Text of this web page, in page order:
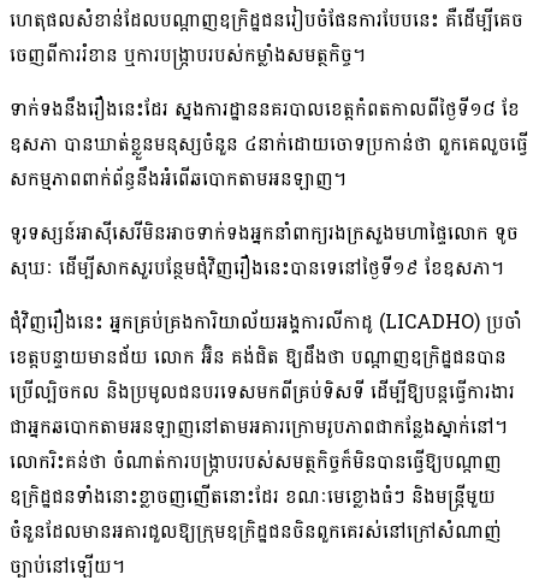
ហេតុផល​សំខាន់​ដែល​បណ្ដាញ​ឧក្រិដ្ឋជន​រៀបចំ​ផែនការ​បែបនេះ គឺ​ដើម្បី​គេច​
ចេញពី​ការ​រំខាន ឬ​ការ​បង្ក្រាប​របស់​កម្លាំង​សមត្ថកិច្ច។
ទាក់ទង​នឹង​រឿង​នេះ​ដែរ ស្នងការដ្ឋាន​នគរបាល​ខេត្តកំពត​កាលពី​ថ្ងៃទី​១៨ ខែ​
ឧសភា បាន​ឃាត់ខ្លួន​មនុស្ស​ចំនួន ៤​នាក់​ដោយ​ចោទ​ប្រកាន់​ថា ពួកគេ​លួច​ធ្វើ​
សកម្មភាព​ពាក់ព័ន្ធ​នឹង​អំពើ​ឆបោក​តាម​អនឡាញ។
ទូរទស្សន៍​អាស៊ីសេរី​មិន​អាច​ទាក់ទង​អ្នកនាំពាក្យ​រង​ក្រសួងមហាផ្ទៃ​លោក ទូច
សុឃៈ ដើម្បី​សាកសួរ​បន្ថែម​ជុំវិញ​រឿង​នេះ​បានទេ​នៅ​ថ្ងៃទី​១៩ ខែ​ឧសភា។
ជុំវិញ​រឿង​នេះ អ្នកគ្រប់គ្រង​ការិយាល័យ​អង្គការ​លីកាដូ (LICADHO) ប្រចាំ​
ខេត្ត​បន្ទាយមានជ័យ លោក អ៊ិន គង់ជិត ឱ្យដឹង​ថា បណ្ដាញ​ឧក្រិដ្ឋជន​បាន​
ប្រើ​ល្បិចកល និង​ប្រមូល​ជនបរទេស​មកពី​គ្រប់ទិសទី ដើម្បី​ឱ្យ​បន្ត​ធ្វើ​ការងារ​
ជា​អ្នក​ឆបោក​តាម​អន​ឡាញ​នៅ​តាម​អគារ​ក្រោម​រូបភាព​ជា​កន្លែង​ស្នាក់នៅ​។
លោក​រិះគន់​ថា ចំណាត់ការ​បង្ក្រាប​របស់​សមត្ថកិច្ច​ក៏​មិនបាន​ធ្វើ​ឱ្យ​បណ្ដាញ​
ឧក្រិដ្ឋជន​ទាំងនោះ​ខ្លាចញញើត​នោះ​ដែរ ខណៈ​មេខ្លោង​ធំៗ និង​មន្ត្រី​មួយ
ចំនួន​ដែល​មាន​អគារ​ជួល​ឱ្យ​ក្រុម​ឧក្រិដ្ឋជន​ចិន​ពួកគេ​រស់នៅ​ក្រៅ​សំណាញ់​
ច្បាប់​នៅឡើយ។